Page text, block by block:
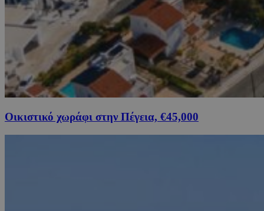
Οικιστικό χωράφι στην Πέγεια, €45,000